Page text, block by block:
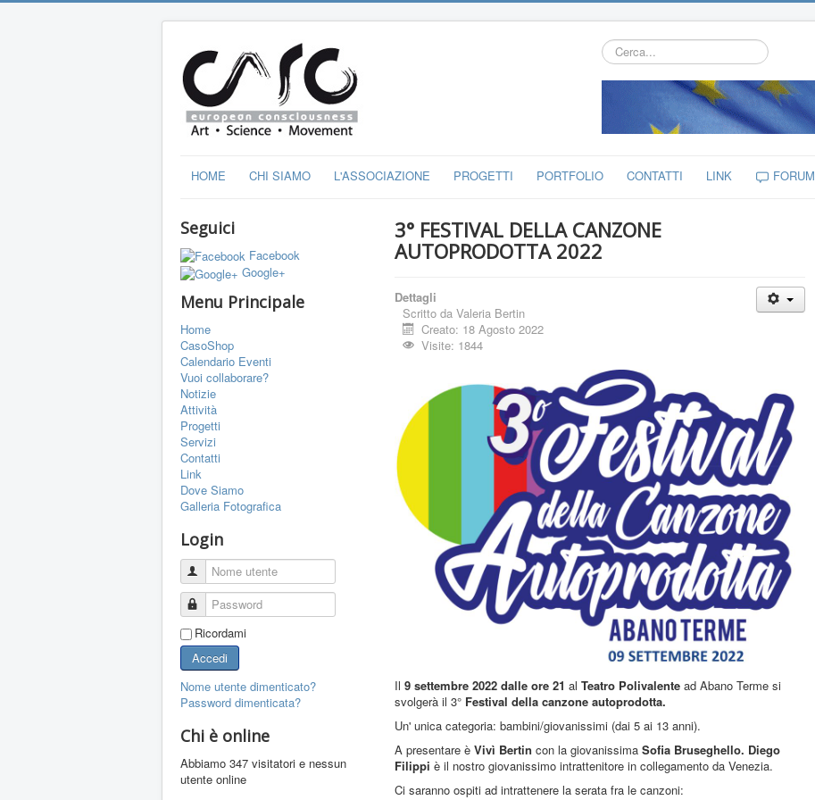
Cerca...
HOME CHI SIAMO L'ASSOCIAZIONE PROGETTI PORTFOLIO CONTATTI LINK FORUM
Seguici
Facebook
Google+
Menu Principale
Home
CasoShop
Calendario Eventi
Vuoi collaborare?
Notizie
Attività
Progetti
Servizi
Contatti
Link
Dove Siamo
Galleria Fotografica
Login
Nome utente
Password
Ricordami
Accedi
Nome utente dimenticato?
Password dimenticata?
Chi è online
Abbiamo 347 visitatori e nessun
utente online
3° FESTIVAL DELLA CANZONE
AUTOPRODOTTA 2022
Dettagli
Scritto da Valeria Bertin
Creato: 18 Agosto 2022
Visite: 1844
Il 9 settembre 2022 dalle ore 21 al Teatro Polivalente ad Abano Terme si
svolgerà il 3° Festival della canzone autoprodotta.
Un' unica categoria: bambini/giovanissimi (dai 5 ai 13 anni).
A presentare è Vivì Bertin con la giovanissima Sofia Bruseghello. Diego
Filippi è il nostro giovanissimo intrattenitore in collegamento da Venezia.
Ci saranno ospiti ad intrattenere la serata fra le canzoni: